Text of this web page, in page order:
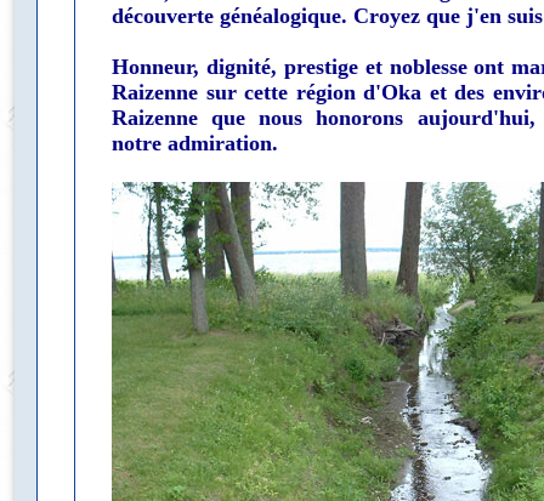
découverte généalogique. Croyez que j'en
Honneur, dignité, prestige et noblesse ont
Raizenne sur cette région d'Oka et des
Raizenne que nous honorons aujourd'hui,
notre admiration.